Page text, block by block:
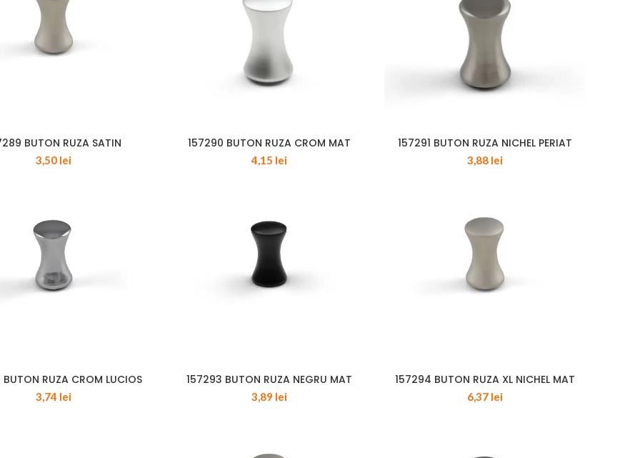
BUTON RUZA SATIN
3,50 lei
157290 BUTON RUZA CROM MAT
4,15 lei
157291 BUTON RUZA NICHEL PERIAT
3,88 lei
RUZA CROM LUCIOS
3,74 lei
157293 BUTON RUZA NEGRU MAT
3,89 lei
157294 BUTON RUZA XL NICHEL MAT
6,37 lei